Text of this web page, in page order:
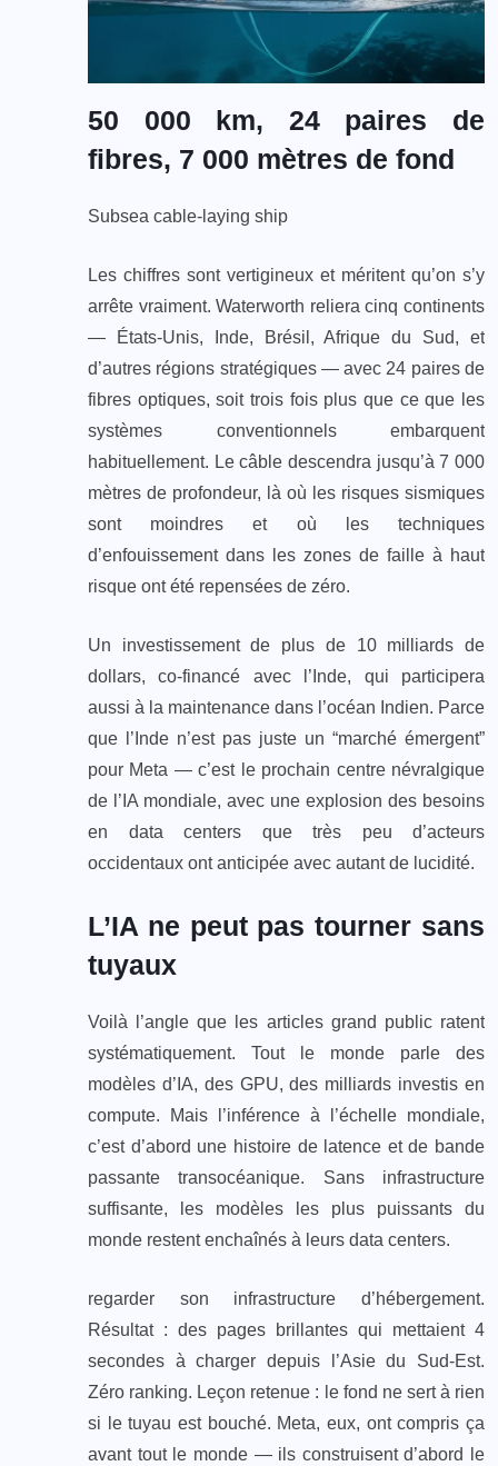
50 000 km, 24 paires de
fibres, 7 000 mètres de fond
Subsea cable-laying ship
Les chiffres sont vertigineux et méritent qu’on s’y
arrête vraiment. Waterworth reliera cinq continents
— États-Unis, Inde, Brésil, Afrique du Sud, et
d’autres régions stratégiques — avec 24 paires de
fibres optiques, soit trois fois plus que ce que les
systèmes conventionnels embarquent
habituellement. Le câble descendra jusqu’à 7 000
mètres de profondeur, là où les risques sismiques
sont moindres et où les techniques
d’enfouissement dans les zones de faille à haut
risque ont été repensées de zéro.
Un investissement de plus de 10 milliards de
dollars, co-financé avec l’Inde, qui participera
aussi à la maintenance dans l’océan Indien. Parce
que l’Inde n’est pas juste un “marché émergent”
pour Meta — c’est le prochain centre névralgique
de l’IA mondiale, avec une explosion des besoins
en data centers que très peu d’acteurs
occidentaux ont anticipée avec autant de lucidité.
L’IA ne peut pas tourner sans
tuyaux
Voilà l’angle que les articles grand public ratent
systématiquement. Tout le monde parle des
modèles d’IA, des GPU, des milliards investis en
compute. Mais l’inférence à l’échelle mondiale,
c’est d’abord une histoire de latence et de bande
passante transocéanique. Sans infrastructure
suffisante, les modèles les plus puissants du
monde restent enchaînés à leurs data centers.
regarder son infrastructure d’hébergement.
Résultat : des pages brillantes qui mettaient 4
secondes à charger depuis l’Asie du Sud-Est.
Zéro ranking. Leçon retenue : le fond ne sert à rien
si le tuyau est bouché. Meta, eux, ont compris ça
avant tout le monde — ils construisent d’abord le